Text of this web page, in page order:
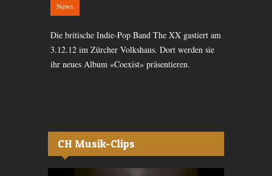
News
Die britische Indie-Pop Band The XX gastiert am
3.12.12 im Zürcher Volkshaus. Dort werden sie
ihr neues Album «Coexist» präsentieren.
CH Musik-Clips